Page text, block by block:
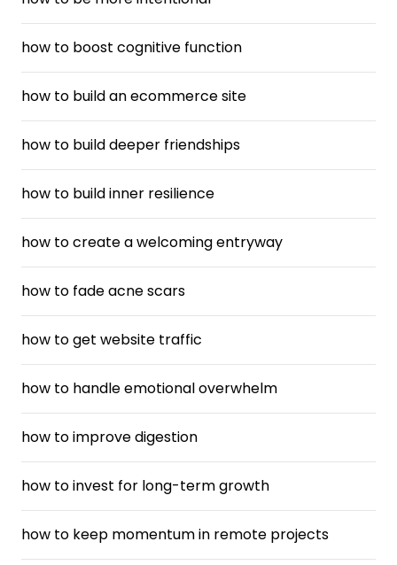
how to boost cognitive function
how to build an ecommerce site
how to build deeper friendships
how to build inner resilience
how to create a welcoming entryway
how to fade acne scars
how to get website traffic
how to handle emotional overwhelm
how to improve digestion
how to invest for long-term growth
how to keep momentum in remote projects